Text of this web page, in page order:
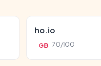
ho.io
GB 70/100